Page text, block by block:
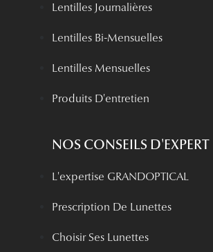
Lentilles Journalières
Lentilles Bi-Mensuelles
Lentilles Mensuelles
Produits D'entretien
NOS CONSEILS D'EXPERT
L'expertise GRANDOPTICAL
Prescription De Lunettes
Choisir Ses Lunettes